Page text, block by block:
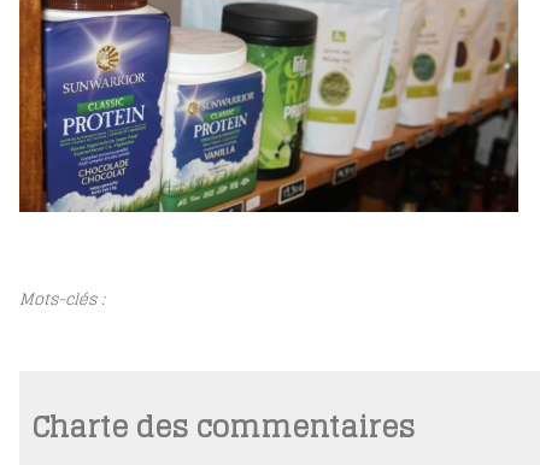
Mots-clés :
Charte des commentaires